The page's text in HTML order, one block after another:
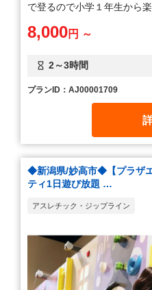
で登るので小学１年生から
2～3時間
8,000円 ～
プランID：AJ00001709
◆新潟県/妙高市◆【プラザ
ティ1日遊び放題 …
アスレチック・ジップライン
ボルダリング・ツリークライミング